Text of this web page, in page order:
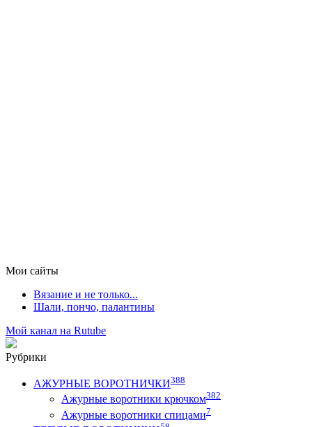
Мои сайты
Вязание и не только...
Шали, пончо, палантины
Мой канал на Rutube
Рубрики
АЖУРНЫЕ ВОРОТНИЧКИ388
Ажурные воротники крючком382
Ажурные воротники спицами7